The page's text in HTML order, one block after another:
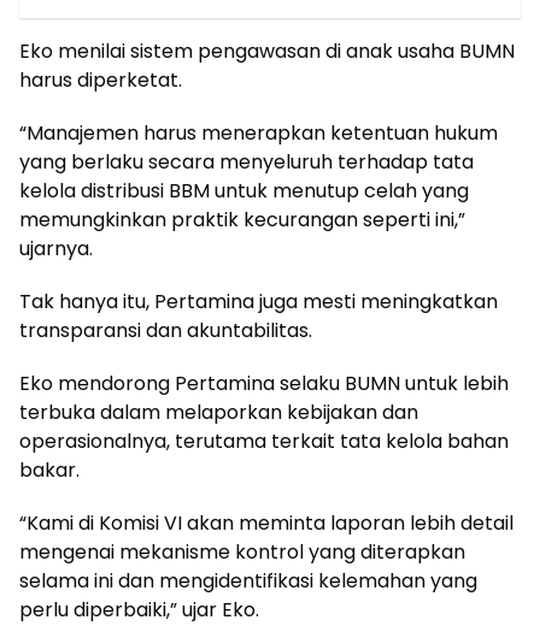
Eko menilai sistem pengawasan di anak usaha BUMN
harus diperketat.
“Manajemen harus menerapkan ketentuan hukum
yang berlaku secara menyeluruh terhadap tata
kelola distribusi BBM untuk menutup celah yang
memungkinkan praktik kecurangan seperti ini,”
ujarnya.
Tak hanya itu, Pertamina juga mesti meningkatkan
transparansi dan akuntabilitas.
Eko mendorong Pertamina selaku BUMN untuk lebih
terbuka dalam melaporkan kebijakan dan
operasionalnya, terutama terkait tata kelola bahan
bakar.
“Kami di Komisi VI akan meminta laporan lebih detail
mengenai mekanisme kontrol yang diterapkan
selama ini dan mengidentifikasi kelemahan yang
perlu diperbaiki,” ujar Eko.